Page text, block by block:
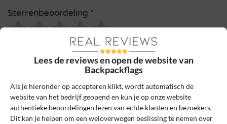
Sterrenbeoordeling *
Lees de reviews en open de website van
Backpackflags
Als je hieronder op accepteren klikt, wordt automatisch de
website van het bedrijf geopend en kun je op onze website
authentieke beoordelingen lezen van echte klanten en bezoekers.
Dit kan je helpen om een weloverwogen beslissing te nemen over